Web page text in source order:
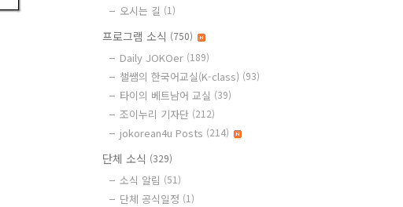
오시는 길 (1)
프로그램 소식 (750)
Daily JOKOer (189)
챌쌤의 한국어교실(K-class) (93)
타이의 베트남어 교실 (39)
조이누리 기자단 (212)
jokorean4u Posts (214)
단체 소식 (329)
소식 알림 (51)
단체 공식일정 (1)